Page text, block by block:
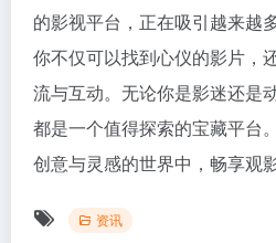
的影视平台，正在吸引越来越
你不仅可以找到心仪的影片，
流与互动。无论你是影迷还是
都是一个值得探索的宝藏平台
创意与灵感的世界中，畅享观
资讯